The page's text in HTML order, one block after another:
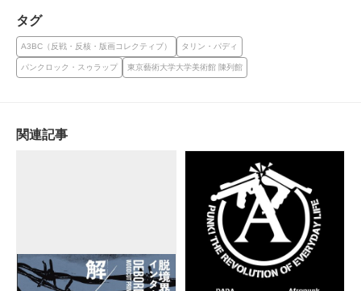
タグ
A3BC（反戦・反核・版画コレクティブ） タリン・パディ
パンクロック・スゥラップ 東京藝術大学大学美術館 陳列館
関連記事